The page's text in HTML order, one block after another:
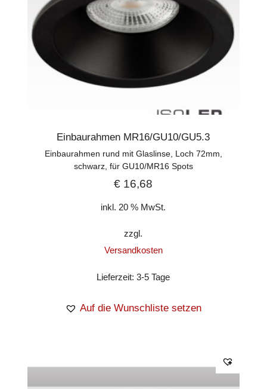
Einbaurahmen MR16/GU10/GU5.3
Einbaurahmen rund mit Glaslinse, Loch 72mm,
schwarz, für GU10/MR16 Spots
€ 16,68
inkl. 20 % MwSt.
zzgl.
Versandkosten
Lieferzeit:3-5 Tage
Auf die Wunschliste setzen